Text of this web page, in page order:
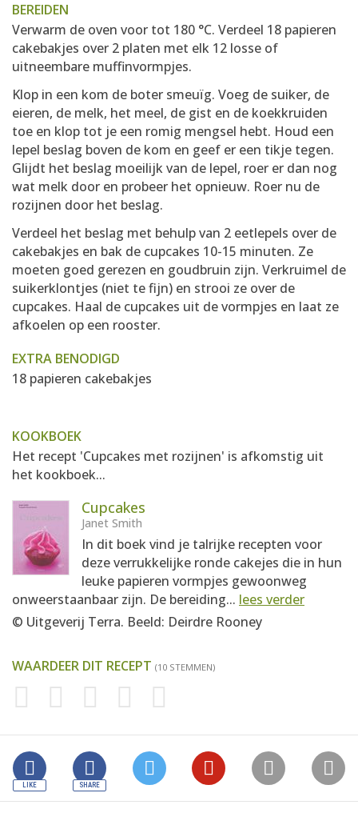
BEREIDEN
Verwarm de oven voor tot 180 °C. Verdeel 18 papieren
cakebakjes over 2 platen met elk 12 losse of
uitneembare muffinvormpjes.
Klop in een kom de boter smeuïg. Voeg de suiker, de
eieren, de melk, het meel, de gist en de koekkruiden
toe en klop tot je een romig mengsel hebt. Houd een
lepel beslag boven de kom en geef er een tikje tegen.
Glijdt het beslag moeilijk van de lepel, roer er dan nog
wat melk door en probeer het opnieuw. Roer nu de
rozijnen door het beslag.
Verdeel het beslag met behulp van 2 eetlepels over de
cakebakjes en bak de cupcakes 10-15 minuten. Ze
moeten goed gerezen en goudbruin zijn. Verkruimel de
suikerklontjes (niet te fijn) en strooi ze over de
cupcakes. Haal de cupcakes uit de vormpjes en laat ze
afkoelen op een rooster.
EXTRA BENODIGD
18 papieren cakebakjes
KOOKBOEK
Het recept 'Cupcakes met rozijnen' is afkomstig uit
het kookboek...
Cupcakes
Janet Smith
In dit boek vind je talrijke recepten voor
deze verrukkelijke ronde cakejes die in hun
leuke papieren vormpjes gewoonweg
onweerstaanbaar zijn. De bereiding... lees verder
© Uitgeverij Terra. Beeld: Deirdre Rooney
WAARDEER DIT RECEPT (10 STEMMEN)